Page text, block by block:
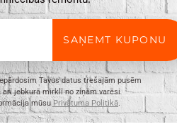
SAŅEMT KUPONU
Tavus datus trešajām pusēm
jebkurā mirklī no ziņām varēsi
mūsuPrivātuma Politikā.